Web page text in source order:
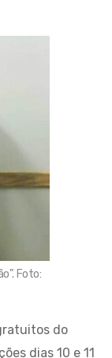
Foto:
do
dias 10 e 11